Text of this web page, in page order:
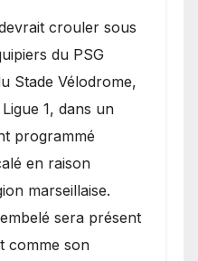
crouler sous
du PSG
Stade Vélodrome,
1, dans un
programmé
en raison
marseillaise.
sera présent
comme son